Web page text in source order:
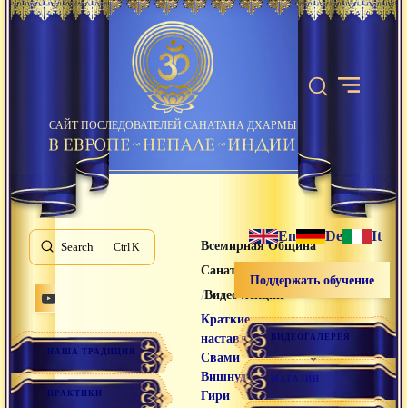
САЙТ ПОСЛЕДОВАТЕЛЕЙ САНАТАНА ДХАРМЫ
Search K
НАША ТРАДИЦИЯ
ПРАКТИКИ
Всемирная Община
Санатана Дхармы
/Видео лекции/
Краткие
наставления
Свами
Вишнудевананда
Гири
En De It
Поддержать обучение
ВИДЕОГАЛЕРЕЯ
МАГАЗИН